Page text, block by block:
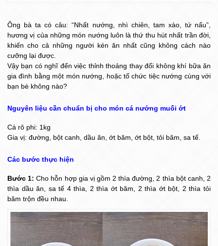
Ông bà ta có câu: “Nhất nướng, nhì chiên, tam xào, tứ nấu”,
hương vị của những món nướng luôn là thứ thu hút nhất trần đời,
khiến cho cả những người kén ăn nhất cũng không cách nào
cưỡng lại được.
Vậy bạn có nghĩ đến việc thỉnh thoảng thay đổi không khí bữa ăn
gia đình bằng một món nướng, hoặc tổ chức tiệc nướng cùng với
bạn bè không nào?
Nguyên liệu cần chuẩn bị cho món cá nướng muối ớt
Cá rô phi: 1kg
Gia vị: đường, bột canh, dầu ăn, ớt băm, ớt bột, tỏi băm, sa tế.
Các bước thực hiện
Bước 1:Cho hỗn hợp gia vị gồm 2 thìa đường, 2 thìa bột canh, 2
thìa dầu ăn, sa tế 4 thìa, 2 thìa ớt băm, 2 thìa ớt bột, 2 thìa tỏi
băm trộn đều nhau.